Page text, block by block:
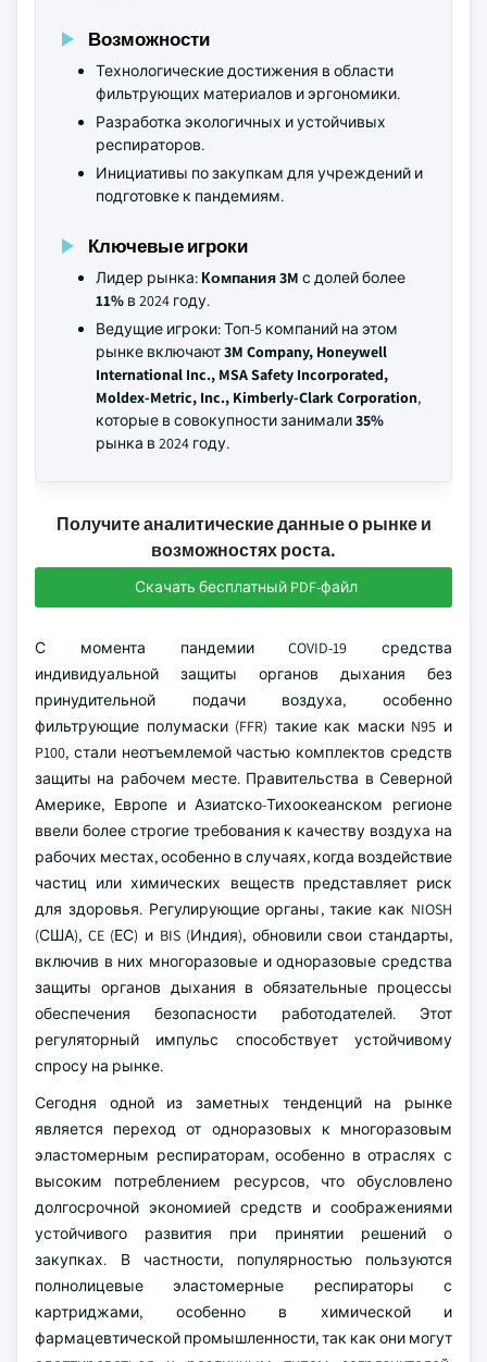
Возможности
Технологические достижения в области
фильтрующих материалов и эргономики.
Разработка экологичных и устойчивых
респираторов.
Инициативы по закупкам для учреждений и
подготовке к пандемиям.
Ключевые игроки
Лидер рынка: Компания 3M с долей более
11% в 2024 году.
Ведущие игроки: Топ-5 компаний на этом
рынке включают3M Company, Honeywell
International Inc., MSA Safety Incorporated,
Moldex-Metric, Inc., Kimberly-Clark Corporation,
которые в совокупности занимали35%
рынка в 2024 году.
Получите аналитические данные о рынке и
возможностях роста.
Скачать бесплатный PDF-файл
С момента пандемии COVID-19 средства
индивидуальной защиты органов дыхания без
принудительной подачи воздуха, особенно
фильтрующие полумаски (FFR) такие как маски N95 и
P100, стали неотъемлемой частью комплектов средств
защиты на рабочем месте. Правительства в Северной
Америке, Европе и Азиатско-Тихоокеанском регионе
ввели более строгие требования к качеству воздуха на
рабочих местах, особенно в случаях, когда воздействие
частиц или химических веществ представляет риск
для здоровья. Регулирующие органы, такие как NIOSH
(США), CE (ЕС) и BIS (Индия), обновили свои стандарты,
включив в них многоразовые и одноразовые средства
защиты органов дыхания в обязательные процессы
обеспечения безопасности работодателей. Этот
регуляторный импульс способствует устойчивому
спросу на рынке.
Сегодня одной из заметных тенденций на рынке
является переход от одноразовых к многоразовым
эластомерным респираторам, особенно в отраслях с
высоким потреблением ресурсов, что обусловлено
долгосрочной экономией средств и соображениями
устойчивого развития при принятии решений о
закупках. В частности, популярностью пользуются
полнолицевые эластомерные респираторы с
картриджами, особенно в химической и
фармацевтической промышленности, так как они могут